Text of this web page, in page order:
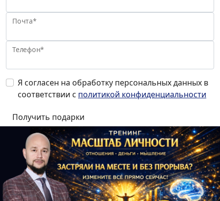
Почта*
Телефон*
Я согласен на обработку персональных данных в
соответствии с политикой конфиденциальности